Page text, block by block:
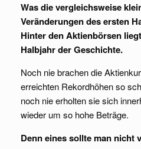
Was die vergleichsweise
Veränderungen des ersten
Hinter den Aktienbörsen
Halbjahr der Geschichte.
Noch nie brachen die
erreichten Rekordhöhen so
noch nie erholten sie sich
wieder um so hohe Beträge.
Denn eines sollte man nicht